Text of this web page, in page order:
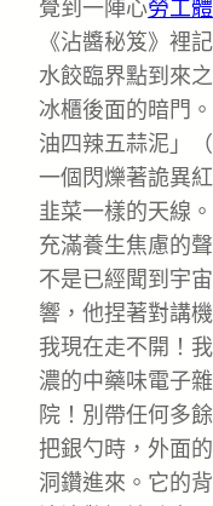
覺到一陣心勞工
《沾醬秘笈》裡
水餃臨界點到來
冰櫃後面的暗門
油四辣五蒜泥」
一個閃爍著詭異
韭菜一樣的天線
充滿養生焦慮的
不是已經聞到宇
響，他捏著對講
我現在走不開！
濃的中藥味電子
院！別帶任何多
把銀勺時，外面
洞鑽進來。它的